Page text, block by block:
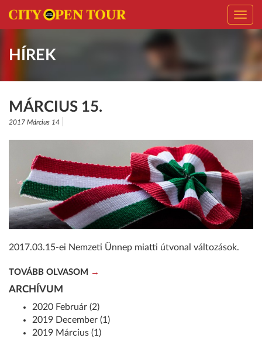
HÍREK
MÁRCIUS 15.
2017 Március 14
2017.03.15-ei Nemzeti Ünnep miatti útvonal változások.
TOVÁBB OLVASOM
ARCHÍVUM
2020 Február (2)
2019 December (1)
2019 Március (1)